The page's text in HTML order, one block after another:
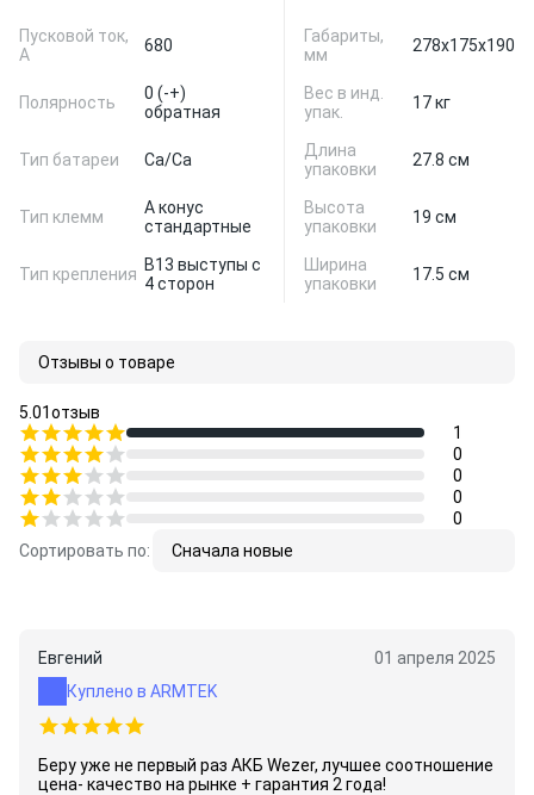
Пусковой ток,
А
680
Полярность
0 (-+)
обратная
Тип батареи Ca/Ca
Тип клемм
A конус
стандартные
Тип крепления B13 выступы с
4 сторон
Габариты,
мм
278x175x190
Вес в инд.
упак.
17 кг
Длина
упаковки
27.8 см
Высота
упаковки
19 см
Ширина
упаковки
17.5 см
Отзывы о товаре
5.01отзыв
1
0
0
0
0
Сортировать по:
Сначала новые
Евгений
01 апреля 2025
Куплено в ARMTEK
Беру уже не первый раз АКБ Wezer, лучшее соотношение
цена- качество на рынке + гарантия 2 года!